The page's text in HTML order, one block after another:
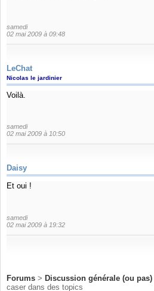
samedi
02 mai 2009 à 09:48
LeChat
Nicolas le jardinier
Voilà.
samedi
02 mai 2009 à 10:50
Daisy
Et oui !
samedi
02 mai 2009 à 19:32
Forums > Discussion générale (ou pas)
caser dans des topics